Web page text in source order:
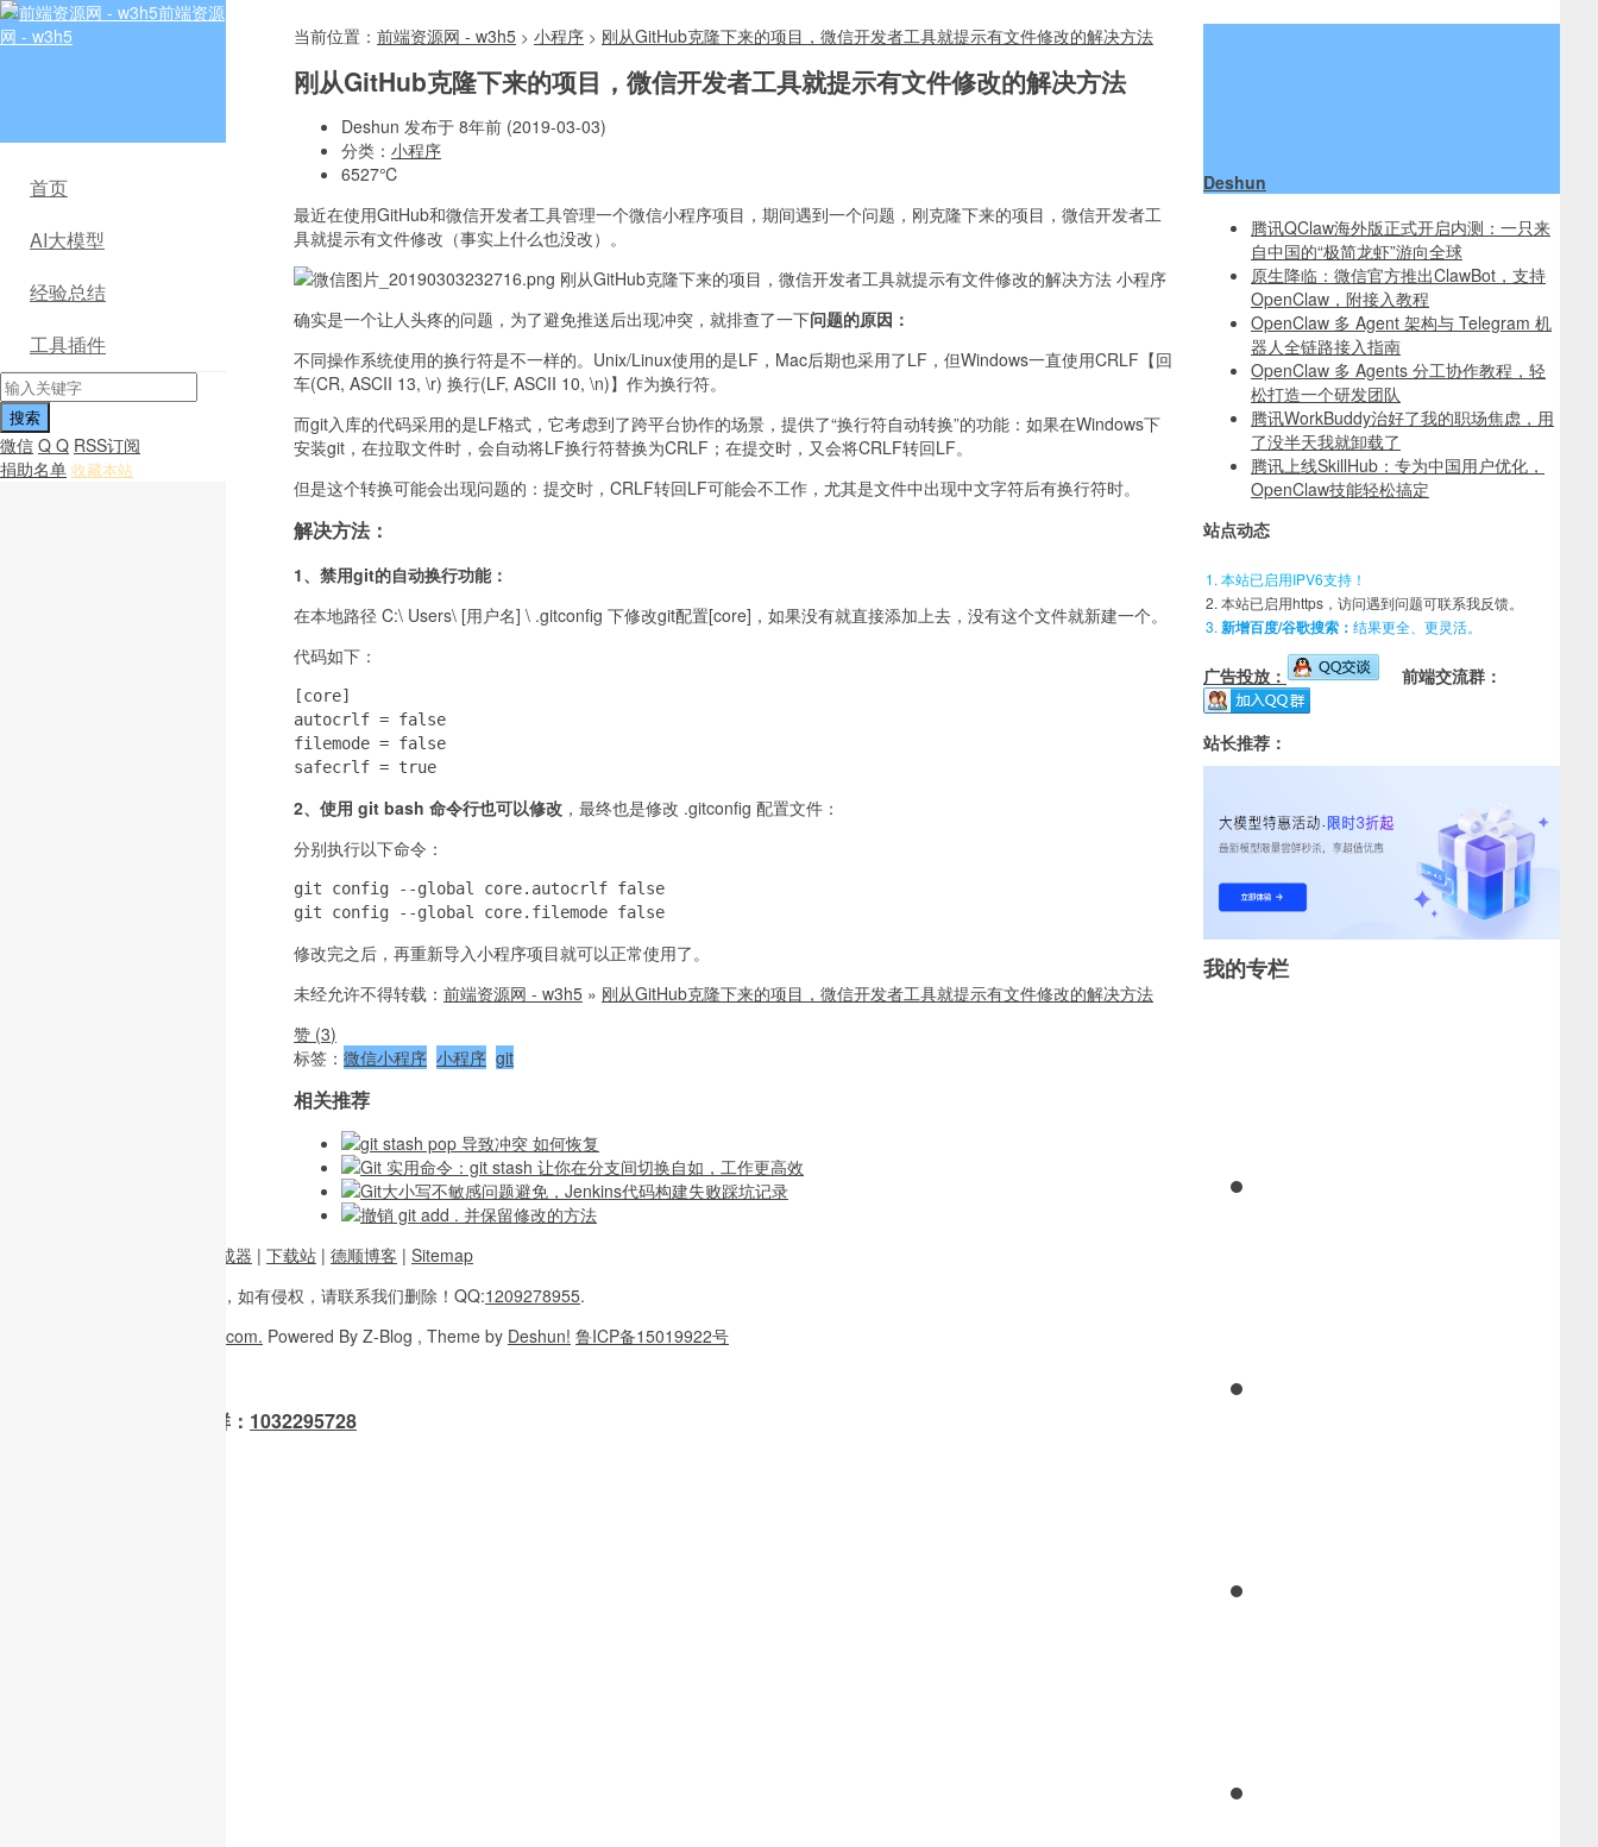
前端资源
网 - w3h5
首页
AI大模型
经验总结
工具插件
微信 Q Q RSS订阅
捐助名单 收藏本站
当前位置： 前端资源网 - w3h5 > 小程序 > 刚从GitHub克隆下来的项目，微信开发者工具就提示有文件修改的解决方法
刚从GitHub克隆下来的项目，微信开发者工具就提示有文件修改的解决方法
Deshun 发布于 8年前 (2019-03-03)
分类： 小程序
6527℃
最近在使用GitHub和微信开发者工具管理一个微信小程序项目，期间遇到一个问题，刚克隆下来的项目，微信开发者工
具就提示有文件修改（事实上什么也没改）。
确实是一个让人头疼的问题，为了避免推送后出现冲突，就排查了一下问题的原因：
不同操作系统使用的换行符是不一样的。Unix/Linux使用的是LF，Mac后期也采用了LF，但Windows一直使用CRLF【回
车(CR, ASCII 13, \r) 换行(LF, ASCII 10, \n)】作为换行符。
而git入库的代码采用的是LF格式，它考虑到了跨平台协作的场景，提供了“换行符自动转换”的功能：如果在Windows下
安装git，在拉取文件时，会自动将LF换行符替换为CRLF；在提交时，又会将CRLF转回LF。
但是这个转换可能会出现问题的：提交时，CRLF转回LF可能会不工作，尤其是文件中出现中文字符后有换行符时。
解决方法：
1、禁用git的自动换行功能：
在本地路径 C:\ Users\ [用户名] \ .gitconfig 下修改git配置[core]，如果没有就直接添加上去，没有这个文件就新建一个。
代码如下：
[core]
autocrlf = false
filemode = false
safecrlf = true
2、使用 git bash 命令行也可以修改 ，最终也是修改 .gitconfig 配置文件：
分别执行以下命令：
git config --global core.autocrlf false
git config --global core.filemode false
修改完之后，再重新导入小程序项目就可以正常使用了。
未经允许不得转载： 前端资源网 - w3h5 » 刚从GitHub克隆下来的项目，微信开发者工具就提示有文件修改的解决方法
赞 (3)
标签： 微信小程序 小程序 git
相关推荐
git stash pop 导致冲突 如何恢复
Git 实用命令：git stash 让你在分支间切换自如，工作更高效
Git大小写不敏感问题避免，Jenkins代码构建失败踩坑记录
撤销 git add . 并保留修改的方法
Deshun
腾讯QClaw海外版正式开启内测：一只来
自中国的“极简龙虾”游向全球
原生降临：微信官方推出ClawBot，支持
OpenClaw，附接入教程
OpenClaw 多 Agent 架构与 Telegram 机
器人全链路接入指南
OpenClaw 多 Agents 分工协作教程，轻
松打造一个研发团队
腾讯WorkBuddy治好了我的职场焦虑，用
了没半天我就卸载了
腾讯上线SkillHub：专为中国用户优化，
OpenClaw技能轻松搞定
站点动态
本站已启用IPV6支持！
本站已启用https，访问遇到问题可联系我反馈。
新增百度/谷歌搜索： 结果更全、更灵活。
广告投放： 前端交流群：
站长推荐：
我的专栏
图片二维码生成器 | 下载站 | 德顺博客 | Sitemap
多整理于互联网， 如有侵权，请联系我们删除！ QQ:1209278955.
W3H5.com. Powered By Z-Blog , Theme by Deshun! 鲁ICP备15019922号
OpenClaw 龙虾交流群： 1032295728